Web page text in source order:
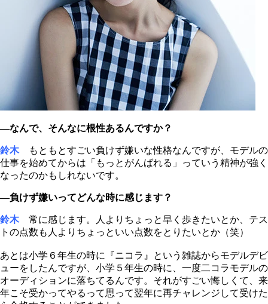
―なんで、そんなに根性あるんですか？
鈴木もともとすごい負けず嫌いな性格なんですが、モデルの
仕事を始めてからは「もっとがんばれる」っていう精神が強く
なったのかもしれないです。
―負けず嫌いってどんな時に感じます？
鈴木常に感じます。人よりちょっと早く歩きたいとか、テス
トの点数も人よりちょっといい点数をとりたいとか（笑）
あとは小学６年生の時に『ニコラ』という雑誌からモデルデビ
ューをしたんですが、小学５年生の時に、一度二コラモデルの
オーディションに落ちてるんです。それがすごい悔しくて、来
年こそ受かってやるって思って翌年に再チャレンジして受けた